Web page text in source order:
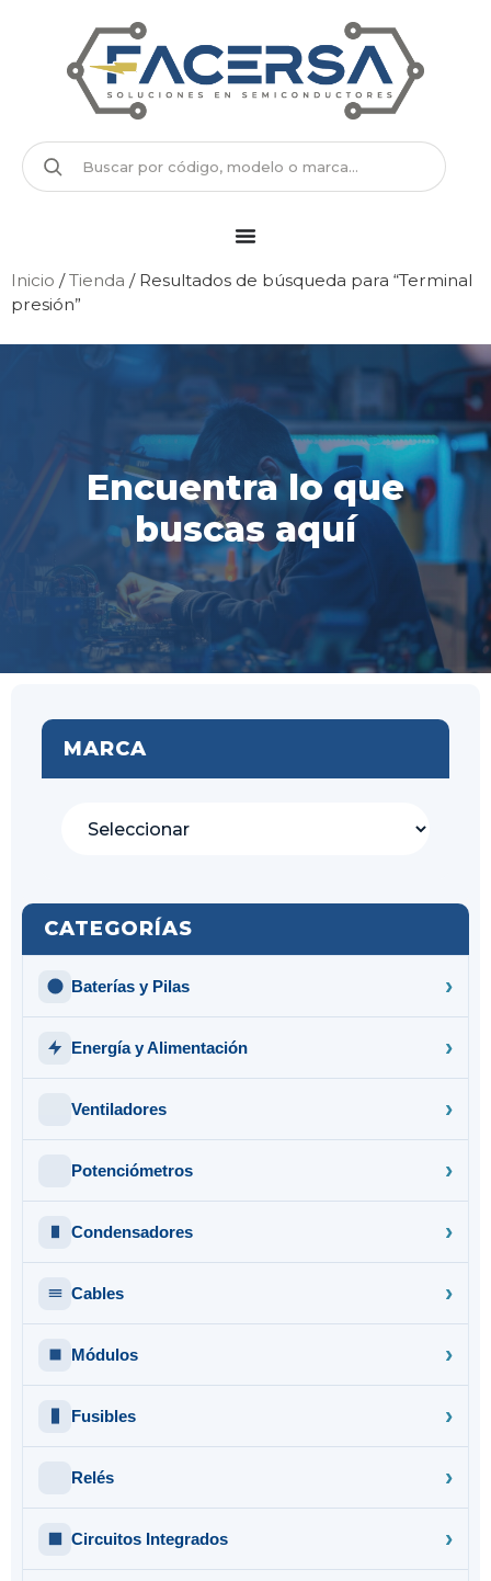
Inicio /Tienda / Resultados de búsqueda para “Terminal
presión”
Encuentra lo que
buscas aquí
MARCA
CATEGORÍAS
Baterías y Pilas
Energía y Alimentación
Ventiladores
Potenciómetros
Condensadores
Cables
Módulos
Fusibles
Relés
Circuitos Integrados